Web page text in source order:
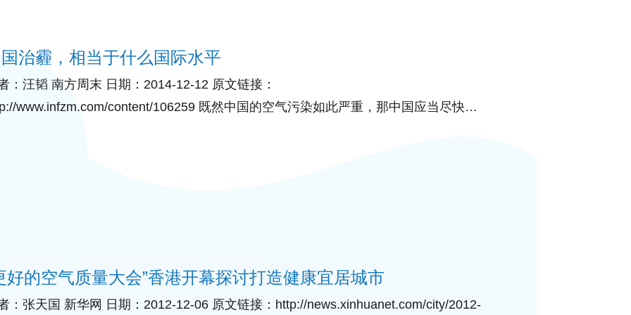
治霾，相当于什么国际水平
：汪韬 南方周末 日期：2014-12-12 原文链接：
www.infzm.com/content/106259 既然中国的空气污染如此严重，那中国应当尽快修
好的空气质量大会”香港开幕探讨打造健康宜居城市
：张天国 新华网 日期：2012-12-06 原文链接：http://news.xinhuanet.com/city/2012-